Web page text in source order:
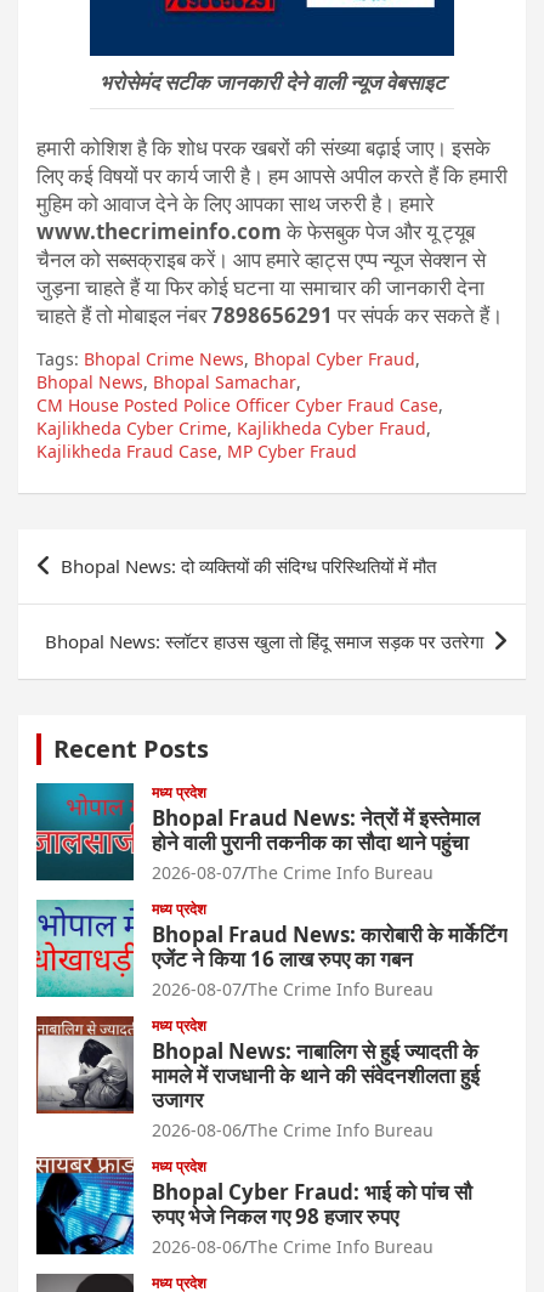
भरोसेमंद सटीक जानकारी देने वाली न्यूज वेबसाइट
हमारी कोशिश है कि शोध परक खबरों की संख्या बढ़ाई जाए। इसके
लिए कई विषयों पर कार्य जारी है। हम आपसे अपील करते हैं कि हमारी
मुहिम को आवाज देने के लिए आपका साथ जरुरी है। हमारे
www.thecrimeinfo.comके फेसबुक पेज और यू ट्यूब
चैनल को सब्सक्राइब करें। आप हमारे व्हाट्स एप्प न्यूज सेक्शन से
जुड़ना चाहते हैं या फिर कोई घटना या समाचार की जानकारी देना
चाहते हैं तो मोबाइल नंबर7898656291 पर संपर्क कर सकते हैं।
Tags: Bhopal Crime News, Bhopal Cyber Fraud,
Bhopal News, Bhopal Samachar,
CM House Posted Police Officer Cyber Fraud Case,
Kajlikheda Cyber Crime, Kajlikheda Cyber Fraud,
Kajlikheda Fraud Case, MP Cyber Fraud
Post
navigation
Bhopal News: दो व्यक्तियों की संदिग्ध परिस्थितियों में मौत
Bhopal News: स्लॉटर हाउस खुला तो हिंदू समाज सड़क पर उतरेगा
Recent Posts
मध्य प्रदेश
Bhopal Fraud News: नेत्रों में इस्तेमाल
होने वाली पुरानी तकनीक का सौदा थाने पहुंचा
2026-08-07 The Crime Info Bureau
मध्य प्रदेश
Bhopal Fraud News: कारोबारी के मार्केटिंग
एजेंट ने किया 16 लाख रुपए का गबन
2026-08-07 The Crime Info Bureau
मध्य प्रदेश
Bhopal News: नाबालिग से हुई ज्यादती के
मामले में राजधानी के थाने की संवेदनशीलता हुई
उजागर
2026-08-06 The Crime Info Bureau
मध्य प्रदेश
Bhopal Cyber Fraud: भाई को पांच सौ
रुपए भेजे निकल गए 98 हजार रुपए
2026-08-06 The Crime Info Bureau
मध्य प्रदेश